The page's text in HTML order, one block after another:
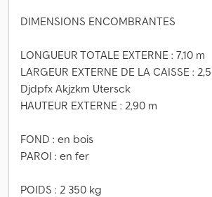
DIMENSIONS ENCOMBRANTES
LONGUEUR TOTALE EXTERNE : 7,10 m
LARGEUR EXTERNE DE LA CAISSE :
Djdpfx Akjzkm Utersck
HAUTEUR EXTERNE : 2,90 m
FOND : en bois
PAROI : en fer
POIDS : 2 350 kg